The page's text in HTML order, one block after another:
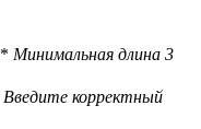
Минимальная длина 3
Введите корректный